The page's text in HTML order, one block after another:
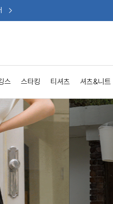
스 스타킹 티셔츠 셔츠&니트